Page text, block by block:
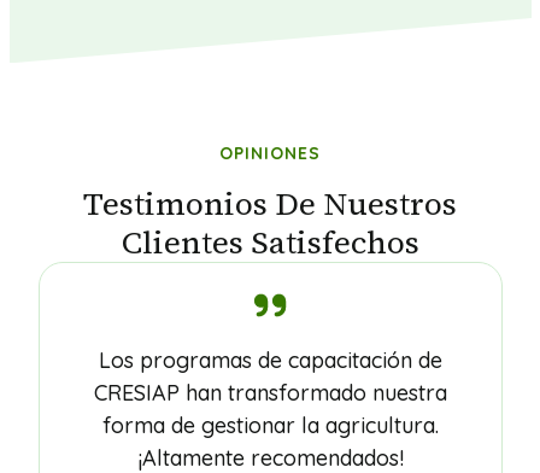
OPINIONES
Testimonios De Nuestros
Clientes Satisfechos
Los programas de capacitación de
CRESIAP han transformado nuestra
forma de gestionar la agricultura.
¡Altamente recomendados!